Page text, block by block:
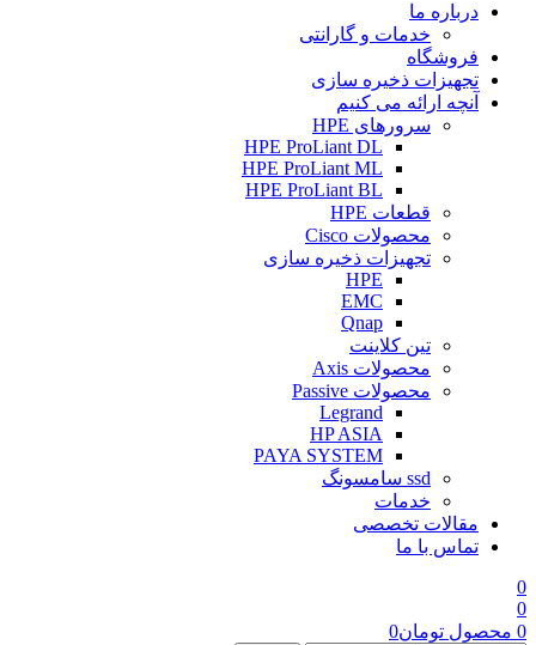
درباره ما
خدمات و گارانتی
فروشگاه
تجهیزات ذخیره سازی
آنچه ارائه می کنیم
سرورهای HPE
HPE ProLiant DL
HPE ProLiant ML
HPE ProLiant BL
قطعات HPE
محصولات Cisco
تجهیزات ذخیره سازی
HPE
EMC
Qnap
تین کلاینت
محصولات Axis
محصولات Passive
Legrand
HP ASIA
PAYA SYSTEM
ssd سامسونگ
خدمات
مقالات تخصصی
تماس با ما
0
0
0 محصول تومان0